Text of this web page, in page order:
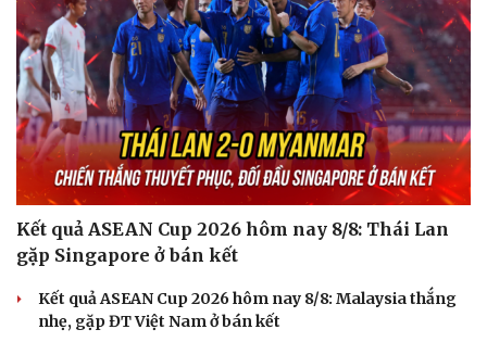
Kết quả ASEAN Cup 2026 hôm nay 8/8: Thái Lan
gặp Singapore ở bán kết
Kết quả ASEAN Cup 2026 hôm nay 8/8: Malaysia thắng
nhẹ, gặp ĐT Việt Nam ở bán kết